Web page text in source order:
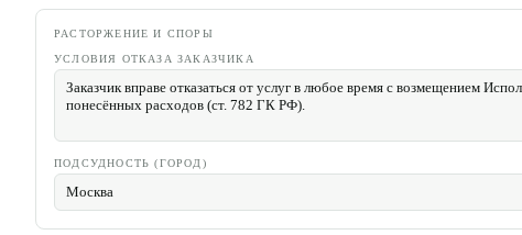
РАСТОРЖЕНИЕ И СПОРЫ
УСЛОВИЯ ОТКАЗА ЗАКАЗЧИКА
ПОДСУДНОСТЬ (ГОРОД)